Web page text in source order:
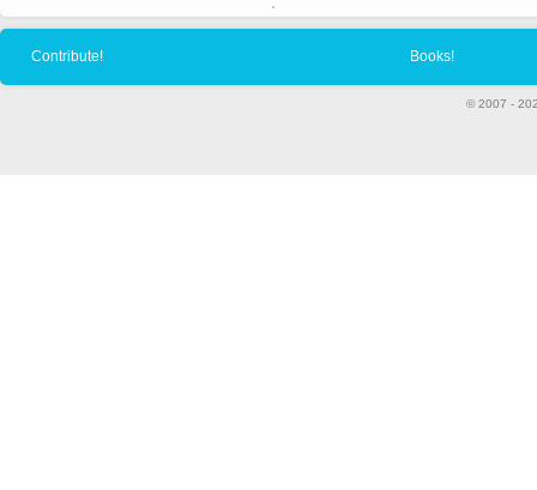
Contribute! Books!
© 2007 -